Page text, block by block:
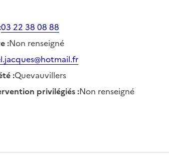
03 22 38 08 88
:Non renseigné
:Quevauvillers
privilégiés:Non renseigné